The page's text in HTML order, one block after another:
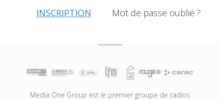
INSCRIPTION Mot de passe oublié ?
Media One Group est le premier groupe de radios